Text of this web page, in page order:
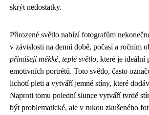
skrýt nedostatky.
Přirozené světlo nabízí fotografům
v závislosti na denní době, počasí a ročním
přinášejí měkké, teplé světlo, které je ideální
emotivních portrétů. Toto světlo, často
lichotí pleti a vytváří jemné stíny, které
Naproti tomu polední slunce vytváří tvrdé
být problematické, ale v rukou zkušeného